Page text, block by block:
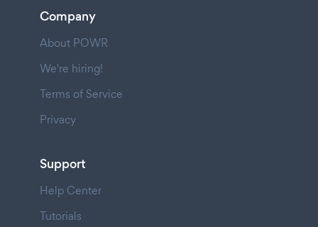
Company
About POWR
We're hiring!
Terms of Service
Privacy
Support
Help Center
Tutorials